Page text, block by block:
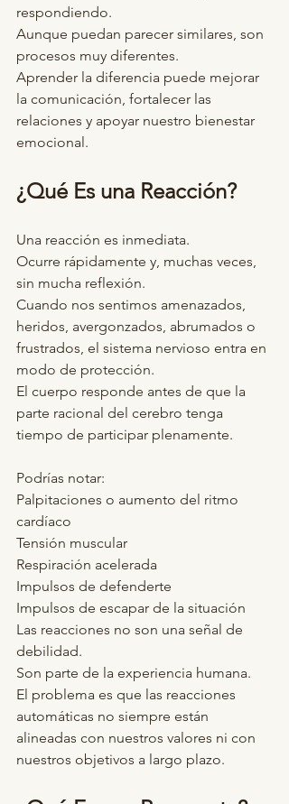
respondiendo.
Aunque puedan parecer similares, son
procesos muy diferentes.
Aprender la diferencia puede mejorar
la comunicación, fortalecer las
relaciones y apoyar nuestro bienestar
emocional.
¿Qué Es una Reacción?
Una reacción es inmediata.
Ocurre rápidamente y, muchas veces,
sin mucha reflexión.
Cuando nos sentimos amenazados,
heridos, avergonzados, abrumados o
frustrados, el sistema nervioso entra en
modo de protección.
El cuerpo responde antes de que la
parte racional del cerebro tenga
tiempo de participar plenamente.
Podrías notar:
Palpitaciones o aumento del ritmo
cardíaco
Tensión muscular
Respiración acelerada
Impulsos de defenderte
Impulsos de escapar de la situación
Las reacciones no son una señal de
debilidad.
Son parte de la experiencia humana.
El problema es que las reacciones
automáticas no siempre están
alineadas con nuestros valores ni con
nuestros objetivos a largo plazo.